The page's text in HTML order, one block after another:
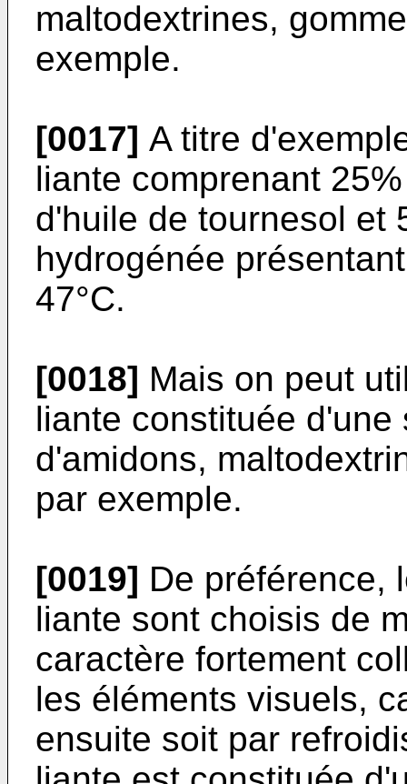
maltodextrines,
exemple.
[0017] A titre
liante comprenant
d'huile de tournesol et
hydrogénée
47°C.
[0018] Mais on peut
liante constituée
d'amidons,
par exemple.
[0019] De préférence,
liante sont choisis de
caractère fortement
les éléments visuels,
ensuite soit par